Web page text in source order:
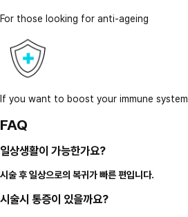
For those looking for anti-ageing
If you want to boost your immune system
FAQ
일상생활이 가능한가요?
시술 후 일상으로의 복귀가 빠른 편입니다.
시술시 통증이 있을까요?